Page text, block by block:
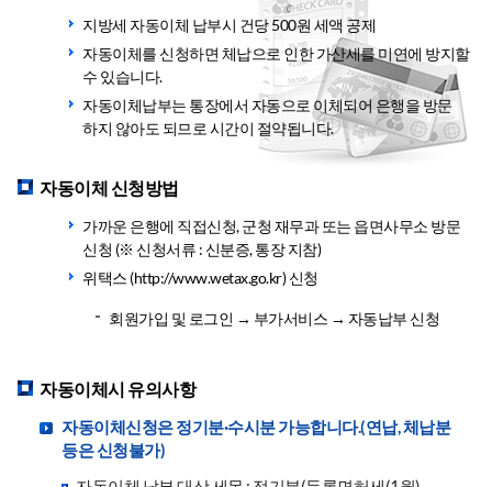
지방세 자동이체 납부시 건당 500원 세액 공제
자동이체를 신청하면 체납으로 인한 가산세를 미연에 방지할
수 있습니다.
자동이체납부는 통장에서 자동으로 이체되어 은행을 방문
하지 않아도 되므로 시간이 절약됩니다.
자동이체 신청방법
가까운 은행에 직접신청, 군청 재무과 또는 읍면사무소 방문
신청 (※ 신청서류 : 신분증, 통장 지참)
위택스 (http://www.wetax.go.kr) 신청
회원가입 및 로그인 → 부가서비스 → 자동납부 신청
자동이체시 유의사항
자동이체신청은 정기분·수시분 가능합니다.(연납, 체납분
등은 신청불가)